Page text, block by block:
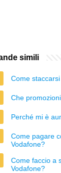
simili
Come
Che
Perché mi è
Come pagare
Vodafone?
Come faccio a
Vodafone?